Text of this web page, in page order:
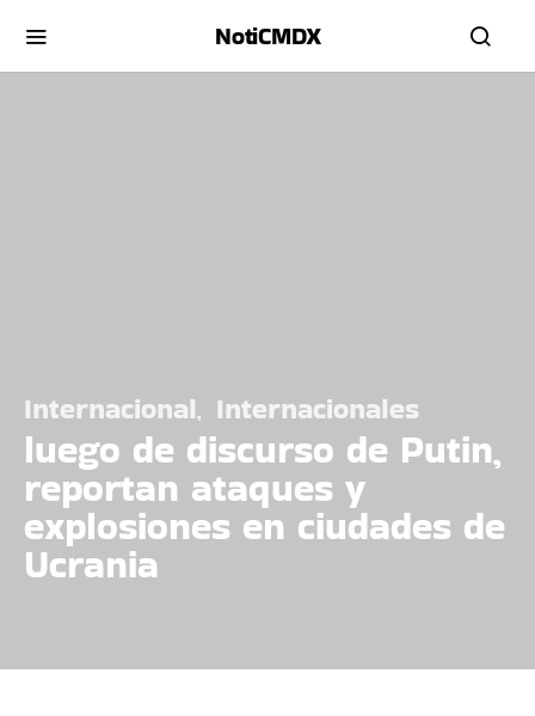
NotiCMDX
Internacional Internacionales
luego de discurso de Putin,
reportan ataques y
explosiones en ciudades de
Ucrania